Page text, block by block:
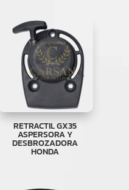
RETRACTIL GX35
ASPERSORA Y
DESBROZADORA
HONDA